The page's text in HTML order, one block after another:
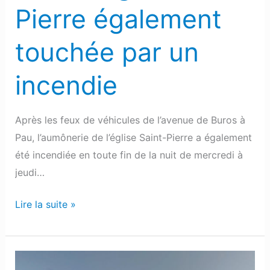
Pierre également
touchée par un
incendie
Après les feux de véhicules de l’avenue de Buros à
Pau, l’aumônerie de l’église Saint-Pierre a également
été incendiée en toute fin de la nuit de mercredi à
jeudi…
Lire la suite »